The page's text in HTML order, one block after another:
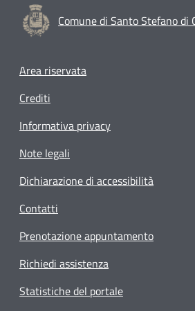
Comune di Santo Stefano di
Footer menu
Area riservata
Crediti
Informativa privacy
Note legali
Dichiarazione di accessibilità
Contatti
Prenotazione appuntamento
Richiedi assistenza
Statistiche del portale